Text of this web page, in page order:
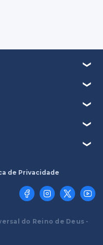
do Reino de Deus -
de Privacidade